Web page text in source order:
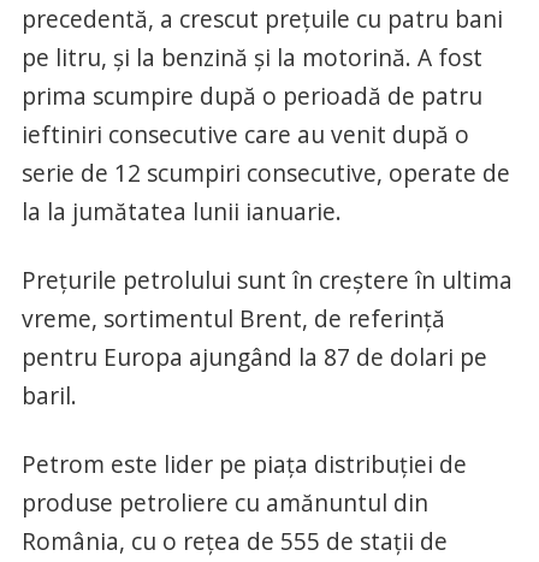
precedentă, a crescut prețuile cu patru bani
pe litru, și la benzină și la motorină. A fost
prima scumpire după o perioadă de patru
ieftiniri consecutive care au venit după o
serie de 12 scumpiri consecutive, operate de
la la jumătatea lunii ianuarie.
Prețurile petrolului sunt în creștere în ultima
vreme, sortimentul Brent, de referință
pentru Europa ajungând la 87 de dolari pe
baril.
Petrom este lider pe piața distribuției de
produse petroliere cu amănuntul din
România, cu o rețea de 555 de stații de